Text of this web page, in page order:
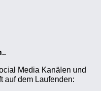
Media Kanälen und
auf dem Laufenden: